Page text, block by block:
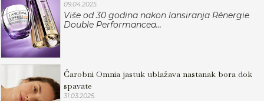
09.04.2025.
Više od 30 godina nakon lansiranja Rénergie
Double Performancea...
Čarobni Omnia jastuk ublažava nastanak bora dok
spavate
31.03.2025.